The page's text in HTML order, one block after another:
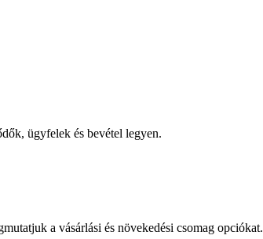
ügyfelek és bevétel legyen.
a vásárlási és növekedési csomag opciókat.